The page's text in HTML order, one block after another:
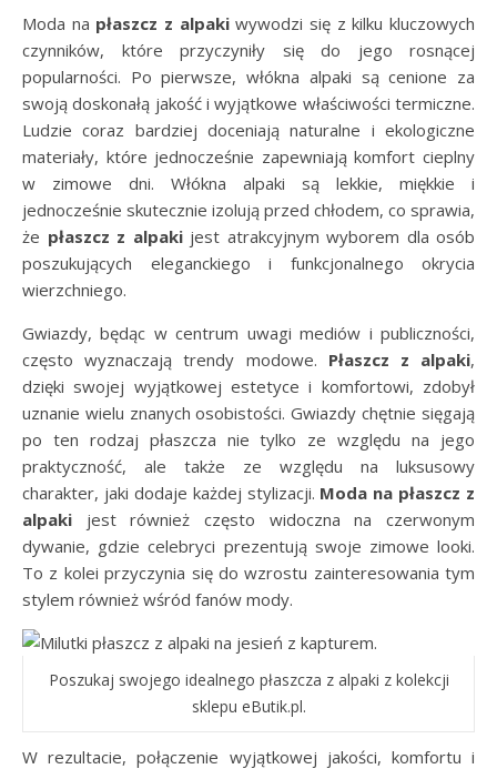
Moda na płaszcz z alpakiwywodzi się z kilku kluczowych
czynników, które przyczyniły się do jego rosnącej
popularności. Po pierwsze, włókna alpaki są cenione za
swoją doskonałą jakość i wyjątkowe właściwości termiczne.
Ludzie coraz bardziej doceniają naturalne i ekologiczne
materiały, które jednocześnie zapewniają komfort cieplny
w zimowe dni. Włókna alpaki są lekkie, miękkie i
jednocześnie skutecznie izolują przed chłodem, co sprawia,
że płaszcz z alpakijest atrakcyjnym wyborem dla osób
poszukujących eleganckiego i funkcjonalnego okrycia
wierzchniego.
Gwiazdy, będąc w centrum uwagi mediów i publiczności,
często wyznaczają trendy modowe. Płaszcz z alpaki,
dzięki swojej wyjątkowej estetyce i komfortowi, zdobył
uznanie wielu znanych osobistości. Gwiazdy chętnie sięgają
po ten rodzaj płaszcza nie tylko ze względu na jego
praktyczność, ale także ze względu na luksusowy
charakter, jaki dodaje każdej stylizacji. Moda na płaszcz z
alpaki jest również często widoczna na czerwonym
dywanie, gdzie celebryci prezentują swoje zimowe looki.
To z kolei przyczynia się do wzrostu zainteresowania tym
stylem również wśród fanów mody.
Poszukaj swojego idealnego płaszcza z alpaki z kolekcji
sklepu eButik.pl.
W rezultacie, połączenie wyjątkowej jakości, komfortu i